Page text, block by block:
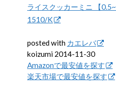
ライスクッカーミニ 【
1510/K
posted with カエレバ
koizumi 2014-11-30
Amazonで最安値を探す
楽天市場で最安値を探す